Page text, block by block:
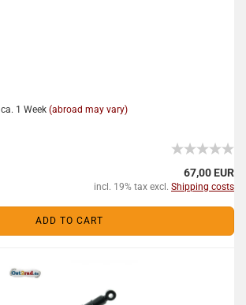
ca. 1 Week (abroad may vary)
67,00 EUR
incl. 19% tax excl. Shipping costs
ADD TO CART